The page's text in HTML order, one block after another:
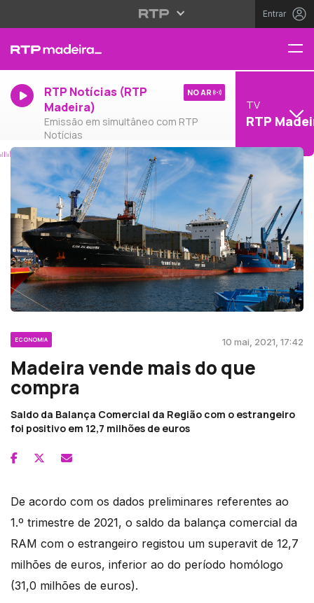
Entrar
RTP Notícias (RTP
Madeira)
Emissão em simultâneo com RTP
Notícias
NO AR
TV
RTP
ECONOMIA 10 mai, 2021, 17:42
Madeira vende mais do que
compra
Saldo da Balança Comercial da Região com o estrangeiro
foi positivo em 12,7 milhões de euros
De acordo com os dados preliminares referentes ao
1.º trimestre de 2021, o saldo da balança comercial da
RAM com o estrangeiro registou um superavit de 12,7
milhões de euros, inferior ao do período homólogo
(31,0 milhões de euros).